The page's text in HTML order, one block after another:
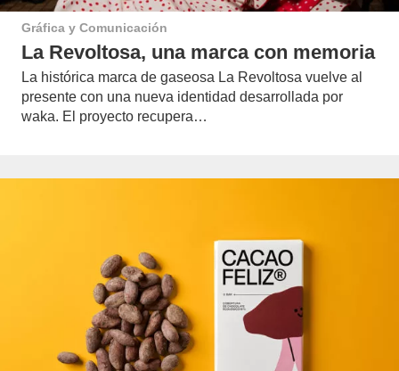
Gráfica y Comunicación
La Revoltosa, una marca con memoria
La histórica marca de gaseosa La Revoltosa vuelve al
presente con una nueva identidad desarrollada por
waka. El proyecto recupera…